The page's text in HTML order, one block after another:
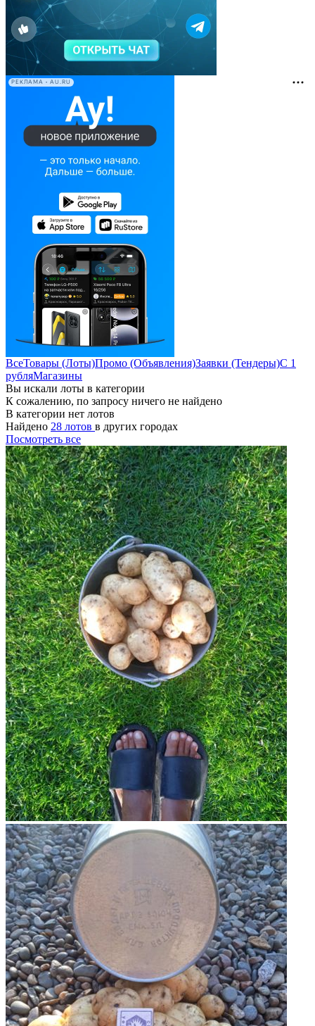
РЕКЛАМА • AU.RU
ВсеТовары (Лоты)Промо (Объявления)Заявки (Тендеры)С 1
рубляМагазины
Вы искали лоты в категории
К сожалению, по запросу ничего не найдено
В категории нет лотов
Найдено 28 лотов в других городах
Посмотреть все